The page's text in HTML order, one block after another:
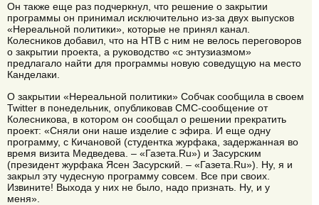
Он также еще раз подчеркнул, что решение о закрытии
программы он принимал исключительно из-за двух выпусков
«Нереальной политики», которые не принял канал.
Колесников добавил, что на НТВ с ним не велось переговоров
о закрытии проекта, а руководство «с энтузиазмом»
предлагало найти для программы новую соведущую на место
Канделаки.
О закрытии «Нереальной политики» Собчак сообщила в своем
Twitter в понедельник, опубликовав СМС-сообщение от
Колесникова, в котором он сообщал о решении прекратить
проект: «Сняли они наше изделие с эфира. И еще одну
программу, с Кичановой (студентка журфака, задержанная во
время визита Медведева. – «Газета.Ru») и Засурским
(президент журфака Ясен Засурский. – «Газета.Ru»). Ну, я и
закрыл эту чудесную программу совсем. Все при своих.
Извините! Выхода у них не было, надо признать. Ну, и у
меня».